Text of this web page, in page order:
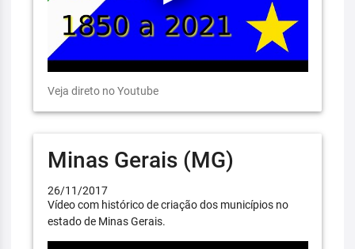
Veja direto no Youtube
Minas Gerais (MG)
26/11/2017
Vídeo com histórico de criação dos municípios no
estado de Minas Gerais.